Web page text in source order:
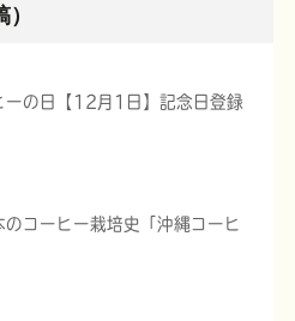
ーの日【12月1日】記念日登録
のコーヒー栽培史「沖縄コーヒ